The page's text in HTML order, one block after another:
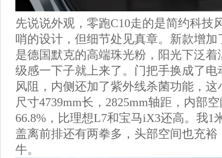
先说说外观，零跑C10走的是简约科技
哨的设计，但细节处见真章。新款增
是德国默克的高端珠光粉，阳光下泛
级感一下子就上来了。门把手换成了
风阻，内侧还加了紫外线杀菌功能，
尺寸4739mm长，2825mm轴距，内部
66.8%，比理想L7和宝马iX3还高。我1
盖离前排还有两拳多，头部空间也充
牛。